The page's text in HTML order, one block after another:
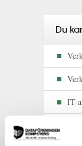
Du
IT-